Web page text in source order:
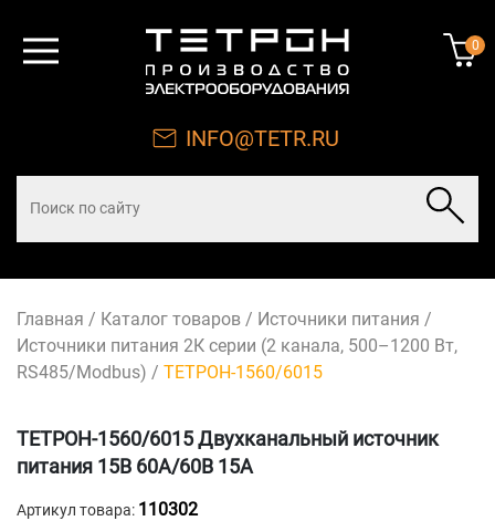
0
INFO@TETR.RU
Главная / Каталог товаров / Источники питания /
Источники питания 2К серии (2 канала, 500–1200 Вт,
RS485/Modbus) / ТЕТРОН-1560/6015
ТЕТРОН-1560/6015 Двухканальный источник
питания 15В 60А/60В 15А
Артикул товара: 110302